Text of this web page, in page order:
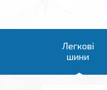
Легкові
шини